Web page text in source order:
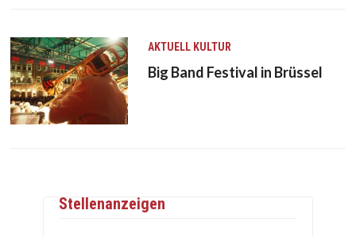
AKTUELL KULTUR
Big Band Festival in Brüssel
Stellenanzeigen